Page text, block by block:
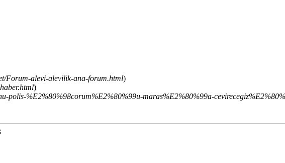
Forum-alevi-alevilik-ana-forum.html)
)
polis-%E2%80%98corum%E2%80%99u-maras%E2%80%99a-